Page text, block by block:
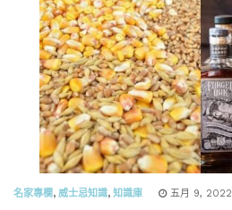
名家專欄, 威士忌知識, 知識庫 五月 9, 2022